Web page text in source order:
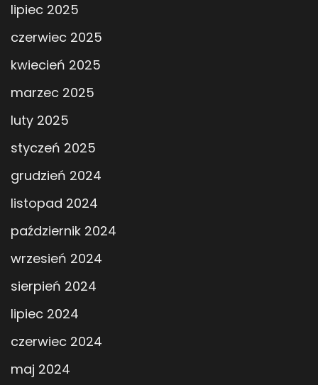
lipiec 2025
czerwiec 2025
kwiecień 2025
marzec 2025
luty 2025
styczeń 2025
grudzień 2024
listopad 2024
październik 2024
wrzesień 2024
sierpień 2024
lipiec 2024
czerwiec 2024
maj 2024